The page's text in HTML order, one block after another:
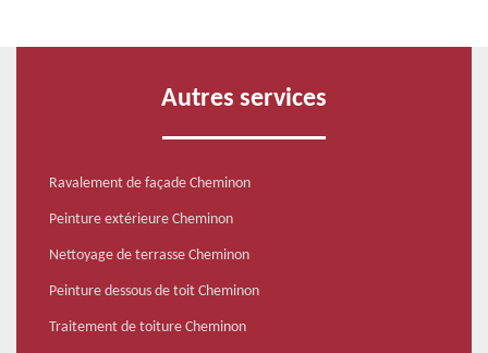
Autres services
Ravalement de façade Cheminon
Peinture extérieure Cheminon
Nettoyage de terrasse Cheminon
Peinture dessous de toit Cheminon
Traitement de toiture Cheminon